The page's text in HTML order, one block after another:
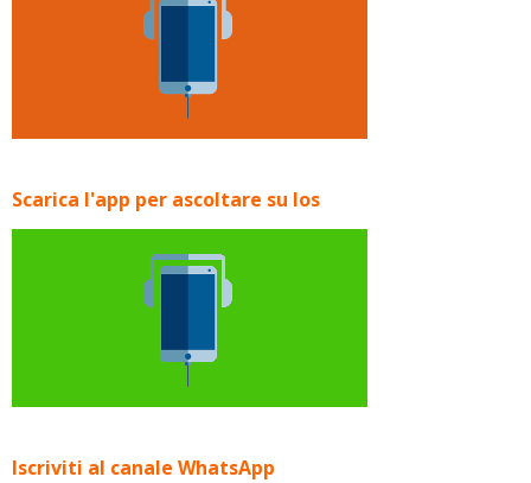
Scarica l'app per ascoltare su Ios
Iscriviti al canale WhatsApp